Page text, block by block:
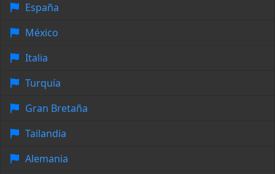
España
México
Italia
Turquía
Gran Bretaña
Tailandia
Alemania